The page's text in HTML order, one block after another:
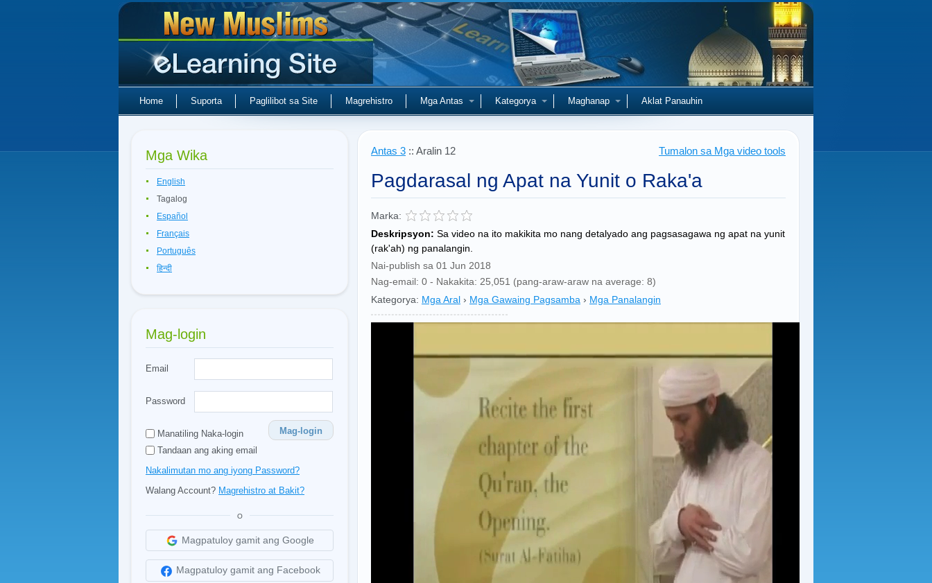
Home Suporta Paglilibot sa Site Magrehistro Mga Antas Kategorya Maghanap Aklat Panauhin
Mga Wika
English
Tagalog
Español
Français
Português
हिन्दी
Mag-login
Email
Password
Manatiling Naka-login
Mag-login
Tandaan ang aking email
Nakalimutan mo ang iyong Password?
Walang Account? Magrehistro at Bakit?
O
Magpatuloy gamit ang Google
Magpatuloy gamit ang Facebook
Antas 3 :: Aralin 12 Tumalon sa Mga video tools
Pagdarasal ng Apat na Yunit o Raka'a
Marka:
Deskripsyon: Sa video na ito makikita mo nang detalyado ang pagsasagawa ng apat na yunit
(rak'ah) ng panalangin.
Nai-publish sa 01 Jun 2018
Nag-email: 0 - Nakakita: 25,051 (pang-araw-araw na average: 8)
Kategorya: Mga Aral › Mga Gawaing Pagsamba › Mga Panalangin